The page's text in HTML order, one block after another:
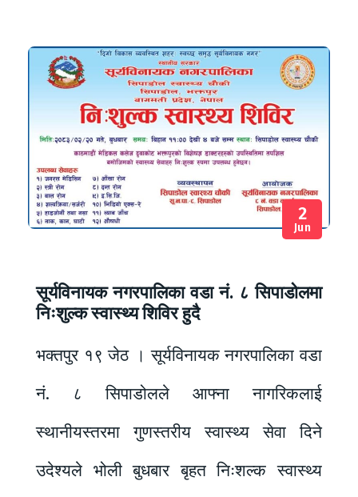
2
Jun
सूर्यविनायक नगरपालिका वडा नं. ८ सिपाडोलमा
निःशुल्क स्वास्थ्य शिविर हुदै
भक्तपुर १९ जेठ । सूर्यविनायक नगरपालिका वडा
नं. ८ सिपाडोलले आफ्ना नागरिकलाई
स्थानीयस्तरमा गुणस्तरीय स्वास्थ्य सेवा दिने
उदेश्यले भोली बुधबार बृहत निःशल्क स्वास्थ्य